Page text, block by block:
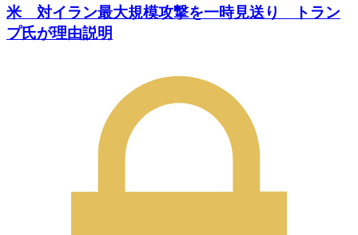
米 対イラン最大規模攻撃を一時見送り トラン
プ氏が理由説明